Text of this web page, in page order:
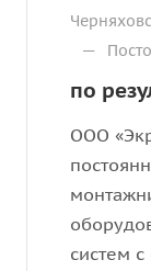
—
по
ООО
систем